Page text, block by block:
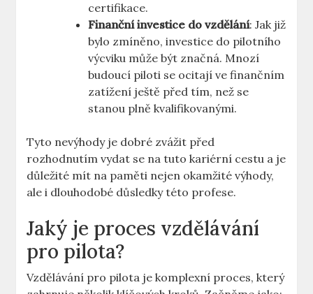
certifikace.
Finanční investice do vzdělání: Jak již
bylo zmíněno, investice do pilotního⁣
výcviku může být značná. Mnozí
budoucí piloti se⁣ ocitají ve finančním
zatížení ⁢ještě ⁤před‍ tím, než se
stanou‌ plně kvalifikovanými.
Tyto nevýhody je dobré ‍zvážit před
rozhodnutím vydat se na tuto kariérní cestu a je
důležité mít na⁢ paměti nejen okamžité výhody,‌
ale i dlouhodobé důsledky‌ této profese.
Jaký je proces vzdělávání
pro pilota?
Vzdělávání pro‍ pilota je ⁢komplexní proces, který